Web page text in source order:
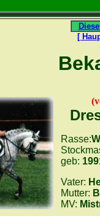
[
Rasse:
geb:
Vater:
Mutter:
MV: